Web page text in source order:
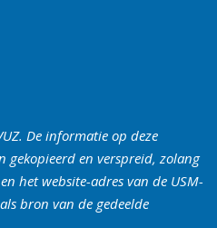
De informatie op deze
gekopieerd en verspreid, zolang
het website-adres van de USM-
bron van de gedeelde